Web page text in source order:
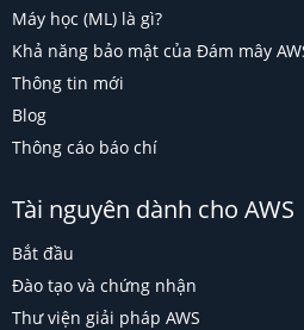
Máy học (ML) là gì?
Khả năng bảo mật của Đám mây
Thông tin mới
Blog
Thông cáo báo chí
Tài nguyên dành cho AWS
Bắt đầu
Đào tạo và chứng nhận
Thư viện giải pháp AWS